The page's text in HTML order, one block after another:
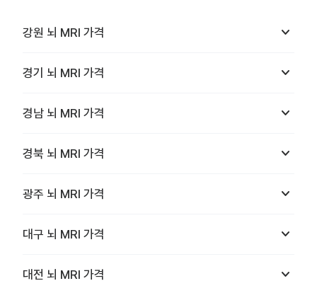
강원 뇌 MRI 가격 keyboard_arrow_down
경기 뇌 MRI 가격 keyboard_arrow_down
경남 뇌 MRI 가격 keyboard_arrow_down
경북 뇌 MRI 가격 keyboard_arrow_down
광주 뇌 MRI 가격 keyboard_arrow_down
대구 뇌 MRI 가격 keyboard_arrow_down
대전 뇌 MRI 가격 keyboard_arrow_down